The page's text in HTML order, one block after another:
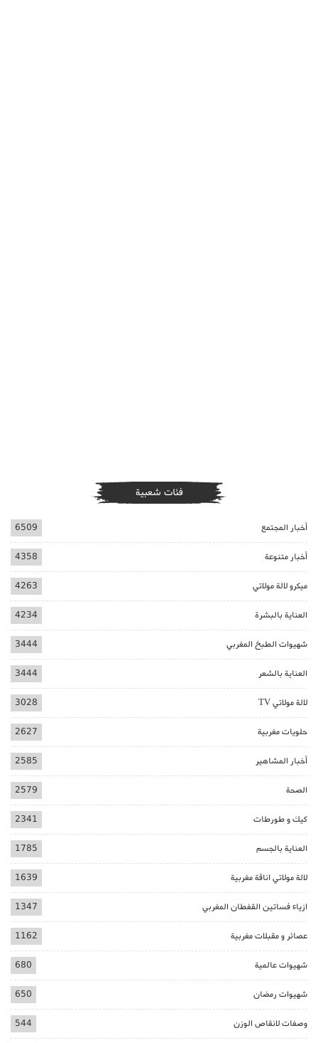
فئات شعبية
أخبار المجتمع 6509
أخبار متنوعة 4358
ميكرو لالة مولاتي 4263
العناية بالبشرة 4234
شهيوات الطبخ المغربي 3444
العناية بالشعر 3444
لالة مولاتي TV 3028
حلويات مغربية 2627
أخبار المشاهير 2585
الصحة 2579
كيك و طورطات 2341
العناية بالجسم 1785
لالة مولاتي اناقة مغربية 1639
ازياء فساتين القفطان المغربي 1347
عصائر و مقبلات مغربية 1162
شهيوات عالمية 680
شهيوات رمضان 650
وصفات لانقاص الوزن 544